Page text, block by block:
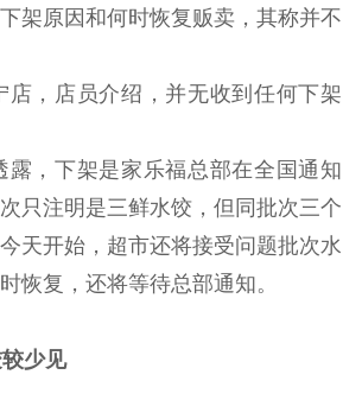
架原因和何时恢复贩卖，其称并不
，店员介绍，并无收到任何下架
，下架是家乐福总部在全国通知
只注明是三鲜水饺，但同批次三个
天开始，超市还将接受问题批次水
恢复，还将等待总部通知。
少见